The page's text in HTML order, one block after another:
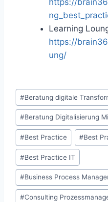
Learning
https://
ung/
Schlagworte:
#Beratung digitale
#Beratung Digitalisierung
#Best Practice #Best
#Best Practice IT
#Business Process
#Consulting